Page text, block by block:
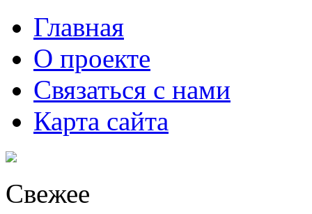
Главная
О проекте
Связаться с нами
Карта сайта
Свежее